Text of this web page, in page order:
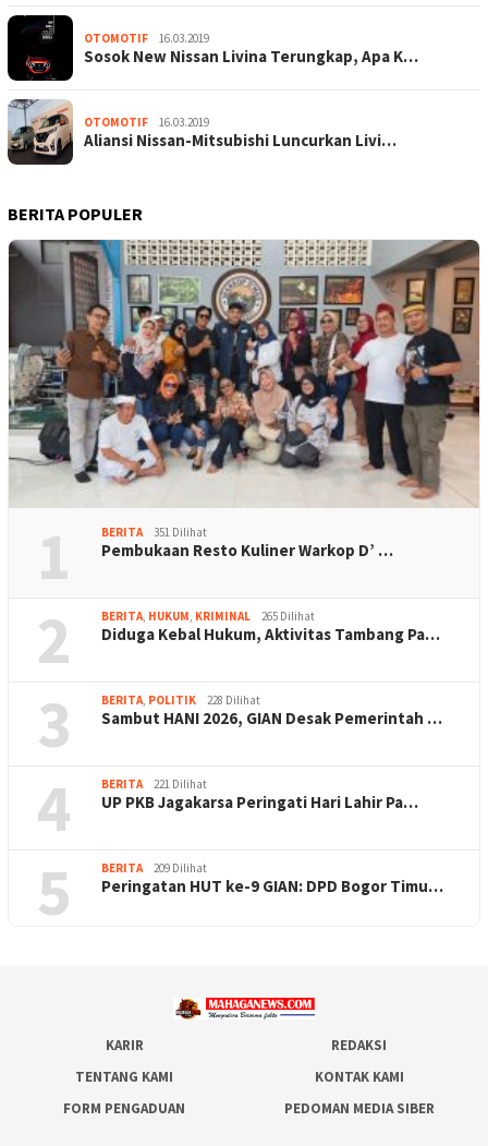
OTOMOTIF 16.03.2019
Sosok New Nissan Livina Terungkap, Apa K…
OTOMOTIF 16.03.2019
Aliansi Nissan-Mitsubishi Luncurkan Livi…
BERITA POPULER
1 BERITA 351 Dilihat
Pembukaan Resto Kuliner Warkop D’ …
2 BERITA, HUKUM, KRIMINAL 265 Dilihat
Diduga Kebal Hukum, Aktivitas Tambang Pa…
3 BERITA, POLITIK 228 Dilihat
Sambut HANI 2026, GIAN Desak Pemerintah …
4 BERITA 221 Dilihat
UP PKB Jagakarsa Peringati Hari Lahir Pa…
5 BERITA 209 Dilihat
Peringatan HUT ke-9 GIAN: DPD Bogor Timu…
KARIR
REDAKSI
TENTANG KAMI
KONTAK KAMI
FORM PENGADUAN
PEDOMAN MEDIA SIBER